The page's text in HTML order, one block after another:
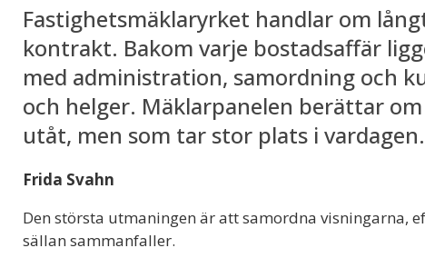
Fastighetsmäklaryrket handlar om
kontrakt. Bakom varje bostadsaffär
med administration, samordning och
och helger. Mäklarpanelen berättar
utåt, men som tar stor plats i vardagen.
Frida Svahn
Den största utmaningen är att samordna visningarna,
sällan sammanfaller.